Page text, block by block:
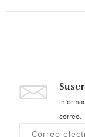
correo.